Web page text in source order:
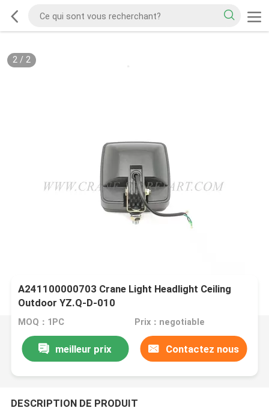
2/ 2
A241100000703 Crane Light Headlight Ceiling
Outdoor YZ.Q-D-010
MOQ：1PC Prix：negotiable
meilleur prix Contactez nous
DESCRIPTION DE PRODUIT